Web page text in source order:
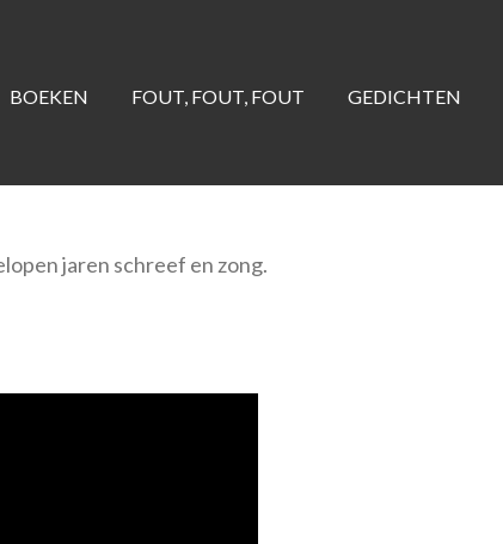
BOEKEN FOUT, FOUT, FOUT GEDICHTEN
jaren schreef en zong.